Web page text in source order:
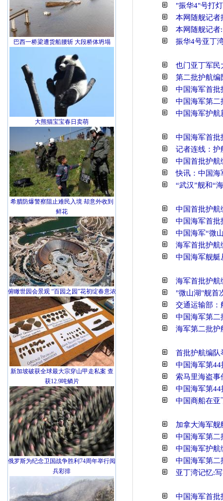
巴西一桥梁遭货船腰斩 大段桥体坍塌
大熊猫宝宝春日卖萌
希腊防爆警察阻止难民入境 却意外收到
鲜花
俯瞰世园会景观 “百园之园”花初绽春意浓
新加坡破获全球最大宗穿山甲走私案 查
获12.9吨鳞片
俄罗斯为纪念卫国战争胜利74周年举行阅
兵彩排
"振华4"号打
本网随舰记者
本网随舰记者
振华4号亚丁
也门亚丁军民
第二批护航编
中国海军首批
中国海军第二
中国海军护航
中国海军首批
记者连线：护
中国首批护航
快讯：中国海
“武汉”舰和“
中国首批护航
中国海军首批
中国海军“微
海军首批护航
中国海军舰艇
海军首批护航
"微山湖"舰首
交通运输部：
中国海军第二
海军第二批护
首批护航编队
中国海军第
索马里海盗事
中国海军第
中国商船在亚
加拿大海军
中国海军第二
中国海军护航
中国海军第二
亚丁湾记忆:
中国海军首批